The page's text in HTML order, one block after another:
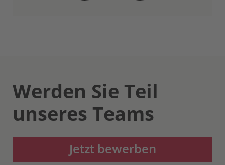
Werden Sie Teil
unseres Teams
Jetzt bewerben